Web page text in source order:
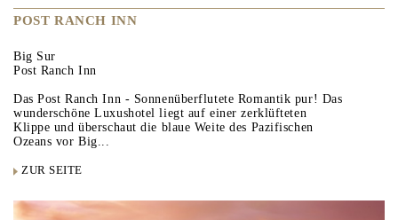
POST RANCH INN
Big Sur
Post Ranch Inn
Das Post Ranch Inn - Sonnenüberflutete Romantik pur! Das
wunderschöne Luxushotel liegt auf einer zerklüfteten
Klippe und überschaut die blaue Weite des Pazifischen
Ozeans vor Big...
ZUR SEITE